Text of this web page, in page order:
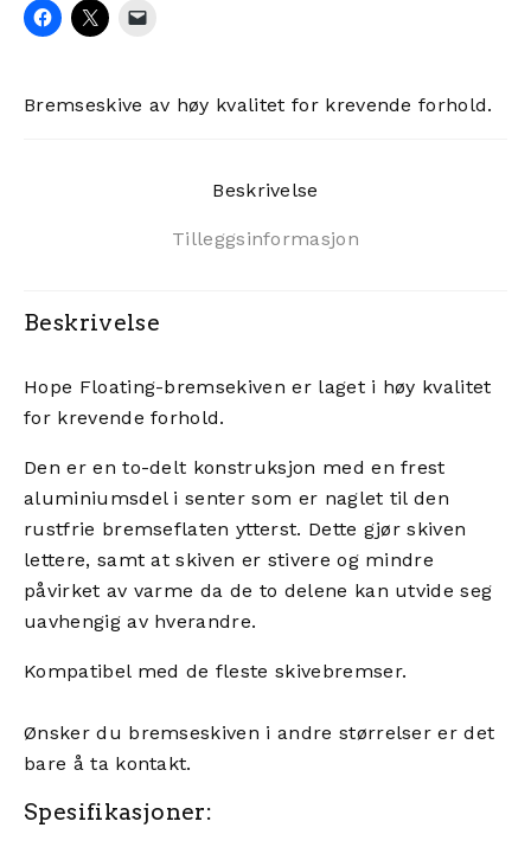
Bremseskive av høy kvalitet for krevende forhold.
Beskrivelse
Tilleggsinformasjon
Beskrivelse
Hope Floating-bremsekiven er laget i høy kvalitet
for krevende forhold.
Den er en to-delt konstruksjon med en frest
aluminiumsdel i senter som er naglet til den
rustfrie bremseflaten ytterst. Dette gjør skiven
lettere, samt at skiven er stivere og mindre
påvirket av varme da de to delene kan utvide seg
uavhengig av hverandre.
Kompatibel med de fleste skivebremser.
Ønsker du bremseskiven i andre størrelser er det
bare å ta kontakt.
Spesifikasjoner: